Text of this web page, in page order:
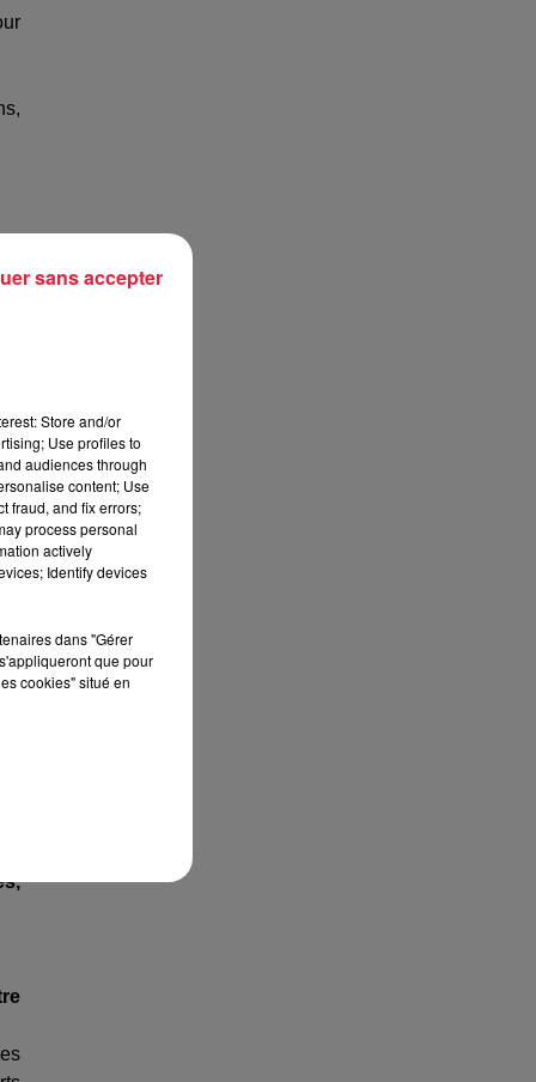
:
Store and/or
Use profiles to
audiences through
content; Use
fraud, and fix errors;
process personal
actively
Identify devices
dans "Gérer
que pour
cookies" situé en
sans accepter